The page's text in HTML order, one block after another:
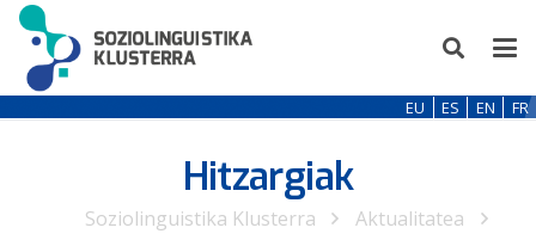
EU ES EN FR
Hitzargiak
Soziolinguistika Klusterra
Aktualitatea